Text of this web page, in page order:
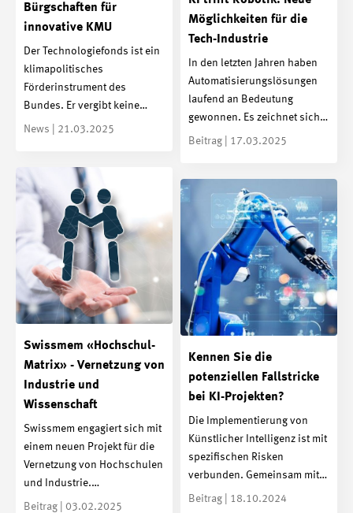
Bürgschaften für
innovative KMU
Der Technologiefonds ist ein
klimapolitisches
Förderinstrument des
Bundes. Er vergibt keine…
News | 21.03.2025
Möglichkeiten für die
Tech-Industrie
In den letzten Jahren haben
Automatisierungslösungen
laufend an Bedeutung
gewonnen. Es zeichnet sich…
Beitrag | 17.03.2025
Swissmem «Hochschul-
Matrix» - Vernetzung von
Industrie und
Wissenschaft
Swissmem engagiert sich mit
einem neuen Projekt für die
Vernetzung von Hochschulen
und Industrie.…
Beitrag | 03.02.2025
Kennen Sie die
potenziellen Fallstricke
bei KI-Projekten?
Die Implementierung von
Künstlicher Intelligenz ist mit
spezifischen Risken
verbunden. Gemeinsam mit…
Beitrag | 18.10.2024